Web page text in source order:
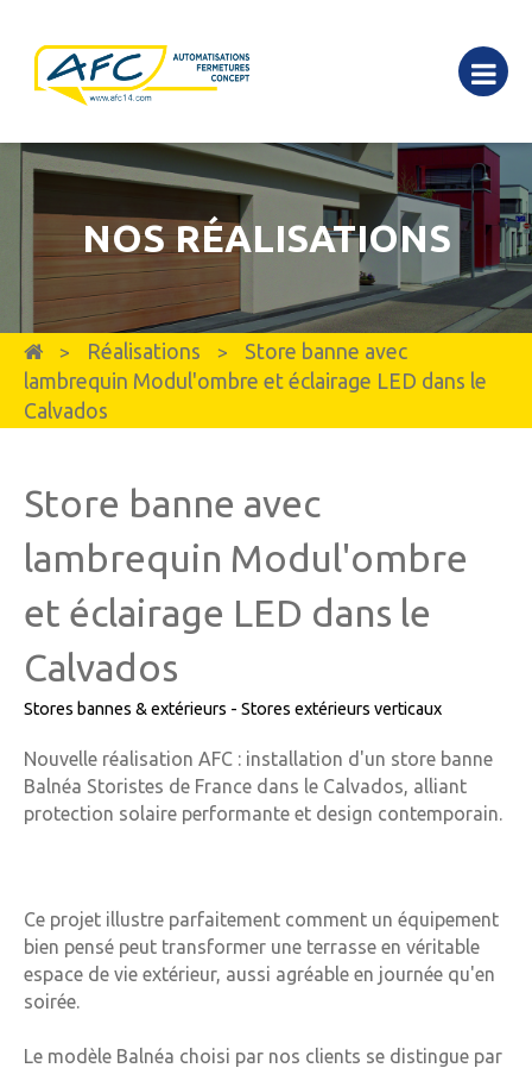
NOS RÉALISATIONS
> Réalisations >
Store banne avec
lambrequin Modul'ombre et éclairage LED dans le
Calvados
Store banne avec
lambrequin Modul'ombre
et éclairage LED dans le
Calvados
Stores bannes & extérieurs - Stores extérieurs verticaux
Nouvelle réalisation AFC : installation d'un store banne
Balnéa Storistes de France dans le Calvados, alliant
protection solaire performante et design contemporain.
Ce projet illustre parfaitement comment un équipement
bien pensé peut transformer une terrasse en véritable
espace de vie extérieur, aussi agréable en journée qu'en
soirée.
Le modèle Balnéa choisi par nos clients se distingue par